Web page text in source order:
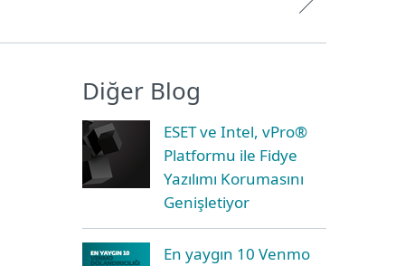
Diğer Blog
ESET ve Intel, vPro®
Platformu ile Fidye
Yazılımı Korumasını
Genişletiyor
En yaygın 10 Venmo